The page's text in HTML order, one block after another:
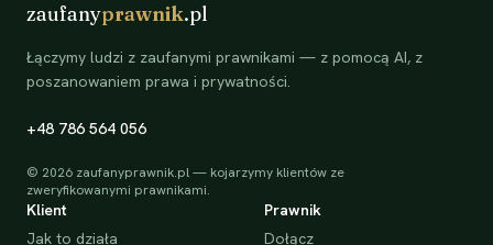
zaufanyprawnik.pl
Łączymy ludzi z zaufanymi prawnikami — z pomocą AI, z
poszanowaniem prawa i prywatności.
+48 786 564 056
© 2026 zaufanyprawnik.pl — kojarzymy klientów ze
zweryfikowanymi prawnikami.
Klient
Jak to działa
Prawnik
Dołącz